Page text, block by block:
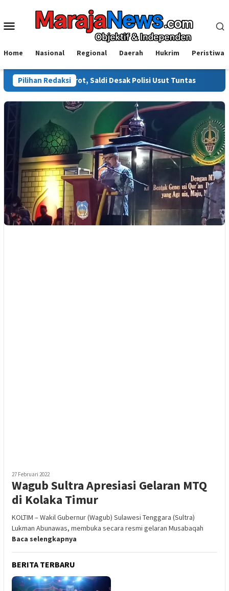
konten
Menu
Home Nasional Regional Daerah Hukrim Peristiwa
Pilihan Redaksi
Disorot, Saldi Desak Polisi Usut Tuntas Warga
27 Februari 2022
Wagub Sultra Apresiasi Gelaran MTQ
di Kolaka Timur
KOLTIM – Wakil Gubernur (Wagub) Sulawesi Tenggara (Sultra)
Lukman Abunawas, membuka secara resmi gelaran Musabaqah
Baca selengkapnya
BERITA TERBARU